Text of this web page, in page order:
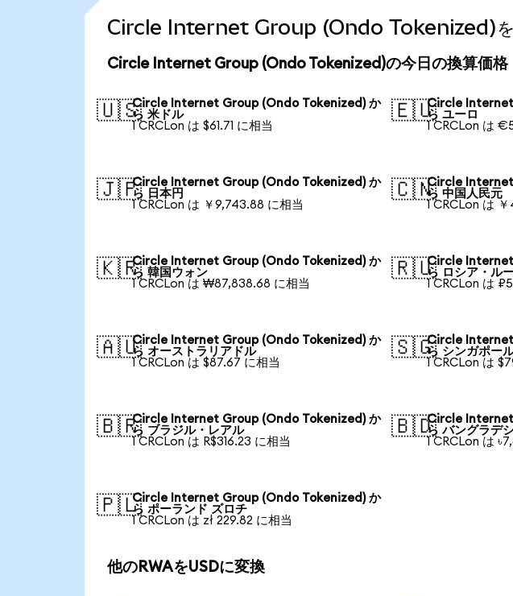
Circle Internet Group (Ondo Tokenized)を
Circle Internet Group (Ondo Tokenized)の今日の換算価格
🇺🇸Circle Internet Group (Ondo Tokenized) か
ら 米ドル
1 CRCLon は $61.71 に相当
🇪🇺Circle
ら ユーロ
1 CRCLon は
🇯🇵Circle Internet Group (Ondo Tokenized) か
ら 日本円
1 CRCLon は ￥9,743.88 に相当
🇨🇳Circle
ら 中国人民元
1 CRCLon は
🇰🇷Circle Internet Group (Ondo Tokenized) か
ら 韓国ウォン
1 CRCLon は ₩87,838.68 に相当
🇷🇺Circle
ら ロシア・ル
1 CRCLon は
🇦🇺Circle Internet Group (Ondo Tokenized) か
ら オーストラリアドル
1 CRCLon は $87.67 に相当
🇸🇬Circle Internet
ら シンガポー
1 CRCLon は
🇧🇷Circle Internet Group (Ondo Tokenized) か
ら ブラジル・レアル
1 CRCLon は R$316.23 に相当
🇧🇩Circle Internet
ら バングラデ
1 CRCLon は
🇵🇱Circle Internet Group (Ondo Tokenized) か
ら ポーランド ズロチ
1 CRCLon は zł 229.82 に相当
他のRWAをUSDに変換